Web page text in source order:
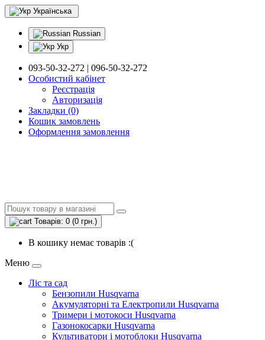
Українська
Russian
Укр
093-50-32-272 | 096-50-32-272
Особистий кабінет
Реєстрація
Авторизація
Закладки (0)
Кошик замовлень
Оформлення замовлення
Товарів: 0 (0 грн.)
В кошику немає товарів :(
Меню
Ліс та сад
Бензопили Husqvarna
Акумуляторні та Електропили Husqvarna
Тримери і мотокоси Husqvarna
Газонокосарки Husqvarna
Культиватори і мотоблоки Husqvarna